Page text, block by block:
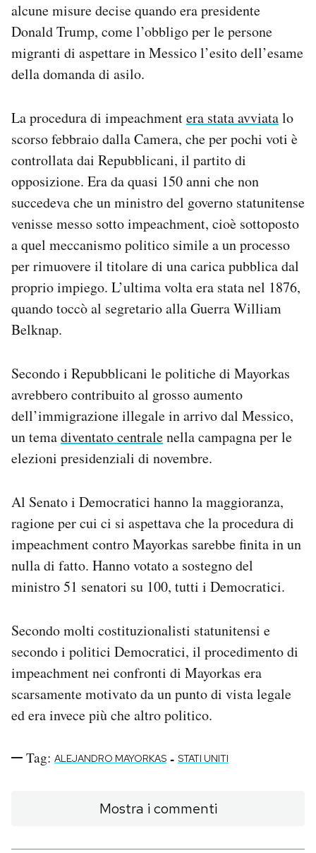
alcune misure decise quando era presidente
Donald Trump, come l’obbligo per le persone
migranti di aspettare in Messico l’esito dell’esame
della domanda di asilo.
La procedura di impeachmentera stata avviatalo
scorso febbraio dalla Camera, che per pochi voti è
controllata dai Repubblicani, il partito di
opposizione. Era da quasi 150 anni che non
succedeva che un ministro del governo statunitense
venisse messo sotto impeachment, cioè sottoposto
a quel meccanismo politico simile a un processo
per rimuovere il titolare di una carica pubblica dal
proprio impiego. L’ultima volta era stata nel 1876,
quando toccò al segretario alla Guerra William
Belknap.
Secondo i Repubblicani le politiche di Mayorkas
avrebbero contribuito al grosso aumento
dell’immigrazione illegale in arrivo dal Messico,
un temadiventato centralenella campagna per le
elezioni presidenziali di novembre.
Al Senato i Democratici hanno la maggioranza,
ragione per cui ci si aspettava che la procedura di
impeachment contro Mayorkas sarebbe finita in un
nulla di fatto. Hanno votato a sostegno del
ministro 51 senatori su 100, tutti i Democratici.
Secondo molti costituzionalisti statunitensi e
secondo i politici Democratici, il procedimento di
impeachment nei confronti di Mayorkas era
scarsamente motivato da un punto di vista legale
ed era invece più che altro politico.
Tag: ALEJANDRO MAYORKAS - STATI UNITI
Mostra i commenti